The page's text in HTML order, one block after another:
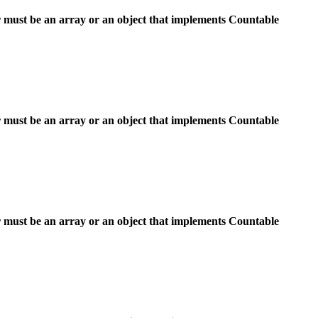
be an array or an object that implements Countable
be an array or an object that implements Countable
be an array or an object that implements Countable